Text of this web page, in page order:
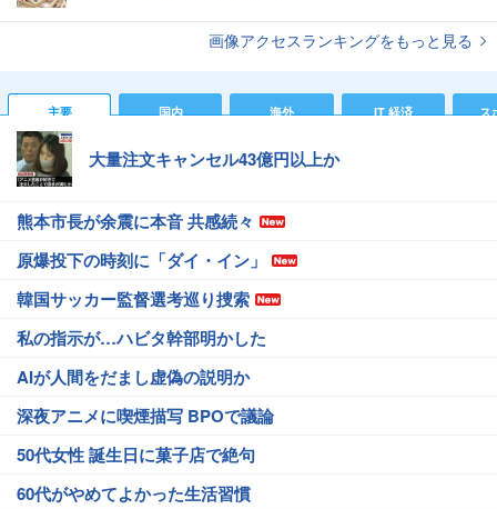
画像アクセスランキングをもっと見る
主要 国内 海外 IT 経済 ス
大量注文キャンセル43億円以上か
熊本市長が余震に本音 共感続々
原爆投下の時刻に「ダイ・イン」
韓国サッカー監督選考巡り捜索
私の指示が…ハビタ幹部明かした
AIが人間をだまし虚偽の説明か
深夜アニメに喫煙描写 BPOで議論
50代女性 誕生日に菓子店で絶句
60代がやめてよかった生活習慣